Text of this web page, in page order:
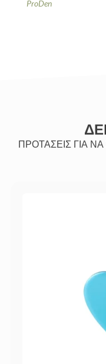
ProDen
ΠΡΟΤΑΣΕΙΣ ΓΙΑ